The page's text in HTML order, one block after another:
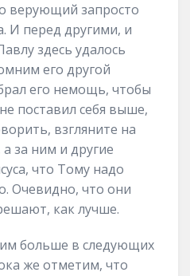
верующий запросто
И перед другими, и
здесь удалось
его другой
его немощь, чтобы
поставил себя выше,
взгляните на
за ним и другие
что Тому надо
Очевидно, что они
как лучше.
больше в следующих
же отметим, что